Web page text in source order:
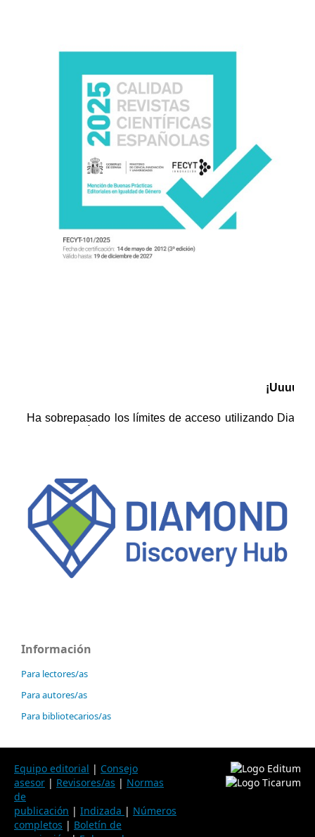
Información
Para lectores/as
Para autores/as
Para bibliotecarios/as
Equipo editorial | Consejo
asesor | Revisores/as | Normas
de
publicación | Indizada | Números
completos | Boletín de